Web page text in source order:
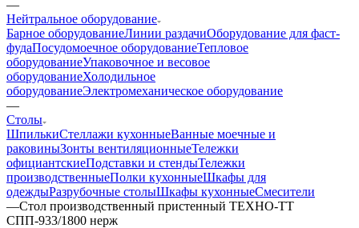
—
Нейтральное оборудование
Барное оборудованиеЛинии раздачиОборудование для фаст-
фудаПосудомоечное оборудованиеТепловое
оборудованиеУпаковочное и весовое
оборудованиеХолодильное
оборудованиеЭлектромеханическое оборудование
—
Столы
ШпилькиСтеллажи кухонныеВанные моечные и
раковиныЗонты вентиляционныеТележки
официантскиеПодставки и стендыТележки
производственныеПолки кухонныеШкафы для
одеждыРазрубочные столыШкафы кухонныеСмесители
—Стол производственный пристенный ТЕХНО-ТТ
СПП-933/1800 нерж